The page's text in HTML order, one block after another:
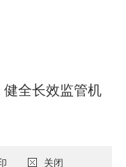
全长效监管机
关闭